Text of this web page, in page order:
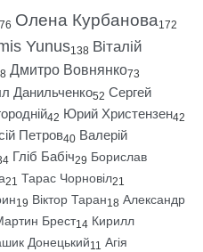
Олена Курбанова172
Yunus138 Віталій
Дмитро Вовнянко73
Данильченко52 Сергей
42 Юрий Христензен42
Петров40 Валерій
Гліб Бабіч29 Борислав
21 Тарас Чорновіл21
19 Віктор Таран18 Александр
Брест14 Кирилл
Донецький11 Агія